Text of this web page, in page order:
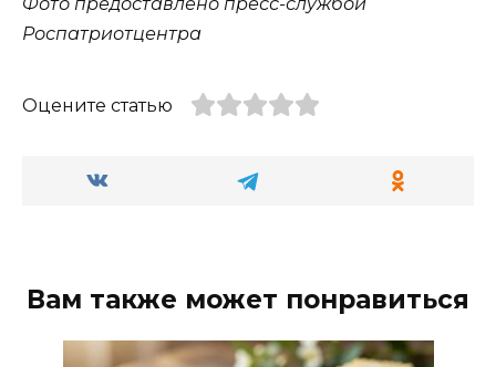
Роспатриотцентра
Оцените статью
Вам также может понравиться